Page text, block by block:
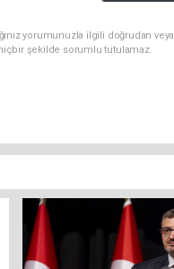
yorumunuzla ilgili doğrudan veya
şekilde sorumlu tutulamaz.